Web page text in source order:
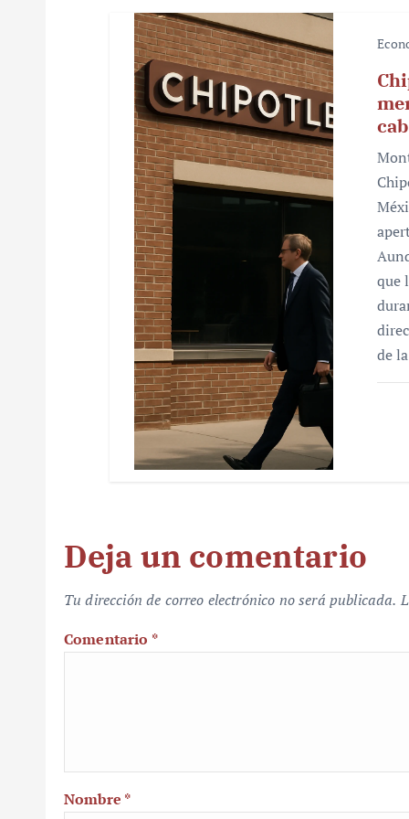
que
de
Deja un comentario
Tu dirección de correo electrónico no será publicada.
Comentario *
Nombre *